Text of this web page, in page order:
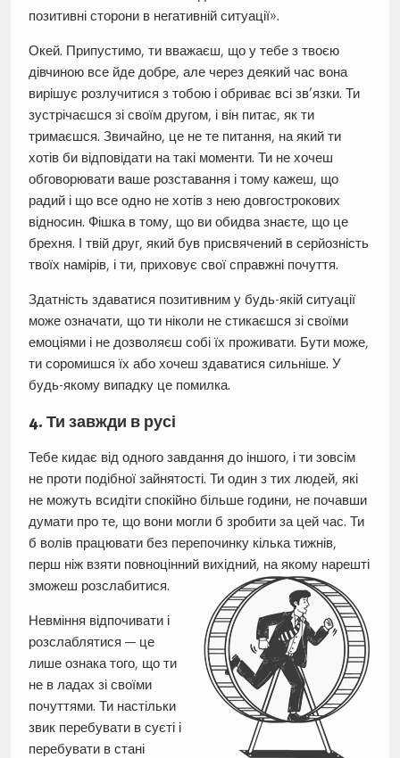
позитивні сторони в негативній ситуації».
Окей. Припустимо, ти вважаєш, що у тебе з твоєю
дівчиною все йде добре, але через деякий час вона
вирішує розлучитися з тобою і обриває всі зв’язки. Ти
зустрічаєшся зі своїм другом, і він питає, як ти
тримаєшся. Звичайно, це не те питання, на який ти
хотів би відповідати на такі моменти. Ти не хочеш
обговорювати ваше розставання і тому кажеш, що
радий і що все одно не хотів з нею довгострокових
відносин. Фішка в тому, що ви обидва знаєте, що це
брехня. І твій друг, який був присвячений в серйозність
твоїх намірів, і ти, приховує свої справжні почуття.
Здатність здаватися позитивним у будь-якій ситуації
може означати, що ти ніколи не стикаєшся зі своїми
емоціями і не дозволяєш собі їх проживати. Бути може,
ти соромишся їх або хочеш здаватися сильніше. У
будь-якому випадку це помилка.
4. Ти завжди в русі
Тебе кидає від одного завдання до іншого, і ти зовсім
не проти подібної зайнятості. Ти один з тих людей, які
не можуть всидіти спокійно більше години, не почавши
думати про те, що вони могли б зробити за цей час. Ти
б волів працювати без перепочинку кілька тижнів,
перш ніж взяти повноцінний вихідний, на якому нарешті
зможеш розслабитися.
Невміння відпочивати і
розслаблятися — це
лише ознака того, що ти
не в ладах зі своїми
почуттями. Ти настільки
звик перебувати в суєті і
перебувати в стані